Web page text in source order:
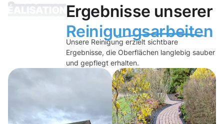
Ergebnisse unserer
Reinigungsarbeiten
Unsere Reinigung erzielt sichtbare
Ergebnisse, die Oberflächen langlebig sauber
und gepflegt erhalten.